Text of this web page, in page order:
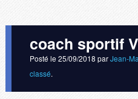
coach sportif
Posté le 25/09/2018 parJean-
classé.